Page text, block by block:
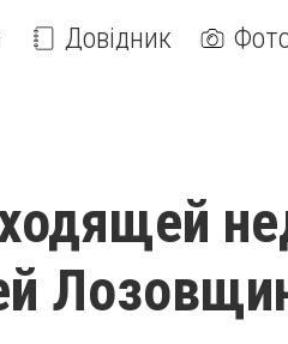
Довідник